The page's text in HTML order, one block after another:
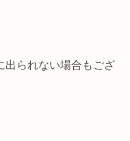
出られない場合もござ